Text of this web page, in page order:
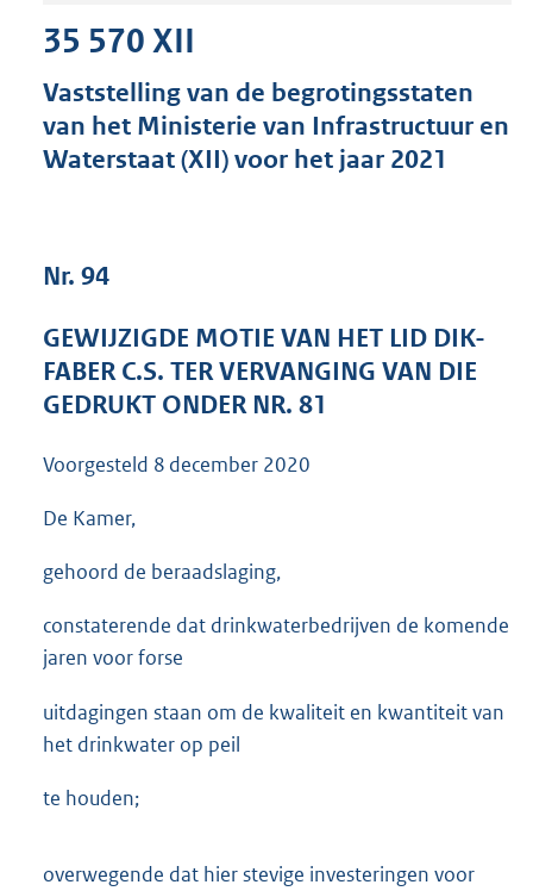
s
g
r
3
K
35 570 XII
Vaststelling van de begrotingsstaten
van het Ministerie van Infrastructuur en
Waterstaat (XII) voor het jaar 2021
Nr. 94
GEWIJZIGDE MOTIE VAN HET LID DIK-
FABER C.S. TER VERVANGING VAN DIE
GEDRUKT ONDER NR. 81
Voorgesteld 8 december 2020
De Kamer,
gehoord de beraadslaging,
constaterende dat drinkwaterbedrijven de komende
jaren voor forse
uitdagingen staan om de kwaliteit en kwantiteit van
het drinkwater op peil
te houden;
overwegende dat hier stevige investeringen voor